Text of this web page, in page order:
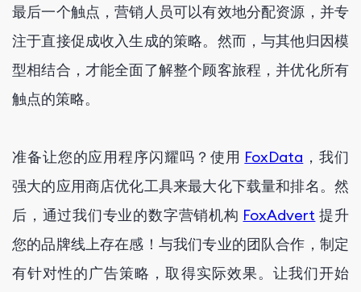
最后一个触点，营销人员可以有效地分配资源，并专
注于直接促成收入生成的策略。然而，与其他归因模
型相结合，才能全面了解整个顾客旅程，并优化所有
触点的策略。
准备让您的应用程序闪耀吗？使用 FoxData ，我们
强大的应用商店优化工具来最大化下载量和排名。然
后，通过我们专业的数字营销机构 FoxAdvert 提升
您的品牌线上存在感！与我们专业的团队合作，制定
有针对性的广告策略，取得实际效果。让我们开始